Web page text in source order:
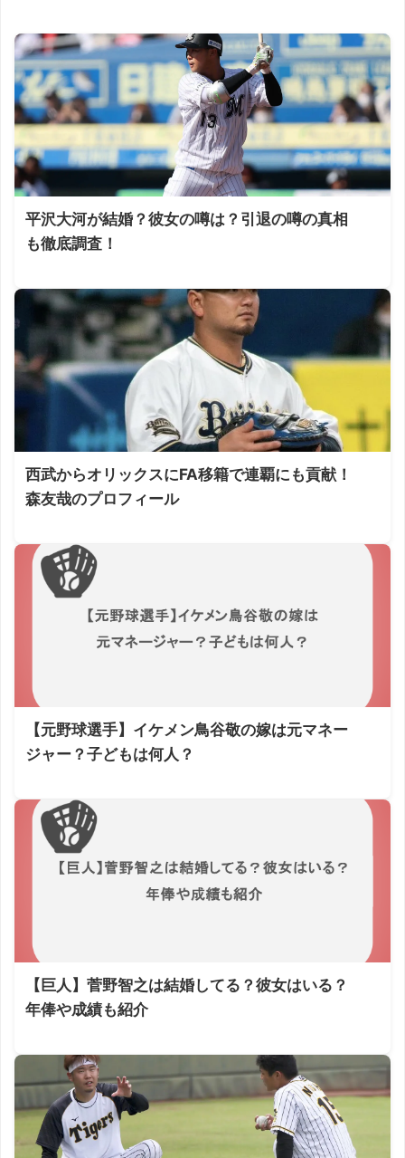
平沢大河が結婚？彼女の噂は？引退の噂の真相
も徹底調査！
西武からオリックスにFA移籍で連覇にも貢献！
森友哉のプロフィール
【元野球選手】イケメン鳥谷敬の嫁は元マネー
ジャー？子どもは何人？
【巨人】菅野智之は結婚してる？彼女はいる？
年俸や成績も紹介